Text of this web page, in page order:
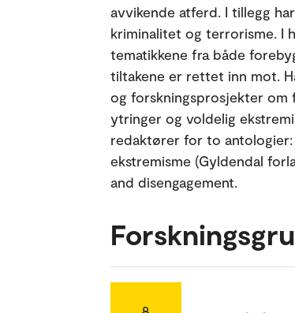
avvikende atferd. I tillegg
kriminalitet og terrorisme. I
tematikkene fra både
tiltakene er rettet inn mot.
og forskningsprosjekter om
ytringer og voldelig
redaktører for to antologier:
ekstremisme (Gyldendal
and disengagement.